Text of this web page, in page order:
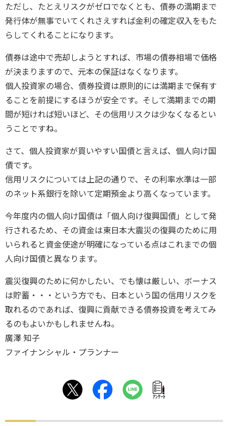
ただし、たとえリスクがゼロでなくとも、債券の満期まで
発行体が無事でいてくれさえすれば金利の確定収入をもた
らしてくれることになります。
債券は途中で売却しようとすれば、市場の債券相場で価格
が決まりますので、元本の保証はなくなります。
個人投資家の場合、債券投資は原則的には満期まで保有す
ることを前提にするほうが安全です。そして満期までの期
間が短ければ短いほど、その信用リスクは少なくなるとい
うことですね。
さて、個人投資家が買いやすい国債と言えば、個人向け国
債です。
信用リスクについては上記の通りで、その利率水準は一部
のネット系銀行を除いて定期預金より高くなっています。
今年度内の個人向け国債は「個人向け復興国債」として発
行されるため、その資金は東日本大震災の復興のために用
いられると資金使途が明確になっている点はこれまでの個
人向け国債と異なります。
震災復興のために何かしたい、でも懐は厳しい、ボーナス
は貯蓄・・・という方でも、日本という国の信用リスクを
取れるのであれば、復興に貢献できる債券投資を考えてみ
るのもよいかもしれませんね。
廣澤 知子
ファイナンシャル・プランナー
ｱﾝｹｰﾄ